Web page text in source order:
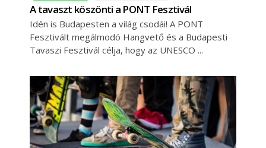
A tavaszt köszönti a PONT Fesztivál
Idén is Budapesten a világ csodái! A PONT
Fesztivált megálmodó Hangvető és a Budapesti
Tavaszi Fesztivál célja, hogy az UNESCO